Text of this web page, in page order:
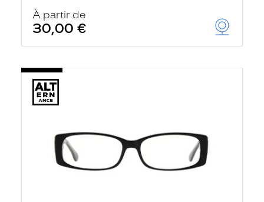
À partir de
30,00 €